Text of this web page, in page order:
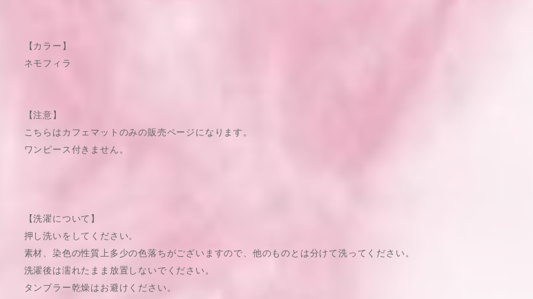
【カラー】
ネモフィラ
【注意】
こちらはカフェマットのみの販売ページになります。
ワンピース付きません。
【洗濯について】
押し洗いをしてください。
素材、染色の性質上多少の色落ちがございますので、他のものとは分けて洗ってください。
洗濯後は濡れたまま放置しないでください。
タンブラー乾燥はお避けください。